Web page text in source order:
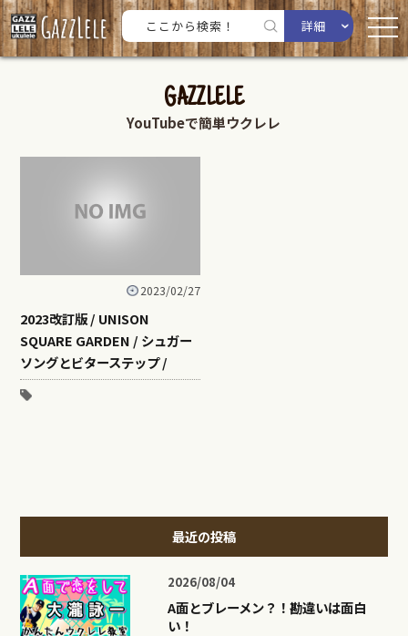
詳細
GAZZLELE
YouTubeで簡単ウクレレ
2023/02/27
2023改訂版 / UNISON
SQUARE GARDEN / シュガー
ソングとビターステップ /
最近の投稿
2026/08/04
A面とブレーメン？！勘違いは面白
い！